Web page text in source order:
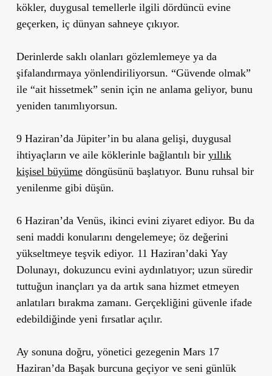
kökler, duygusal temellerleilgili dördüncü evine
geçerken, iç dünyan sahneye çıkıyor.
Derinlerde saklı olanları gözlemlemeye ya da
şifalandırmaya yönlendiriliyorsun. “Güvende olmak”
ile “ait hissetmek” senin için ne anlama geliyor, bunu
yeniden tanımlıyorsun.
9 Haziran’da Jüpiter’in bu alana gelişi, duygusal
ihtiyaçların ve aile köklerinle bağlantılı bir yıllık
kişisel büyümedöngüsünü başlatıyor. Bunu ruhsal bir
yenilenme gibi düşün.
6 Haziran’da Venüs, ikinci evini ziyaret ediyor. Bu da
seni maddi konularını dengelemeye; öz değerini
yükseltmeyeteşvik ediyor. 11 Haziran’daki Yay
Dolunayı, dokuzuncu evini aydınlatıyor; uzun süredir
tuttuğun inançları ya da artık sana hizmet etmeyen
anlatıları bırakma zamanı. Gerçekliğini güvenle ifade
edebildiğinde yeni fırsatlar açılır.
Ay sonuna doğru, yönetici gezegenin Mars 17
Haziran’da Başak burcuna geçiyor ve seni günlük